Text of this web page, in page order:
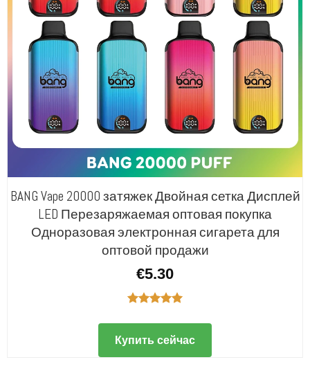
BANG Vape 20000 затяжек Двойная сетка Дисплей
LED Перезаряжаемая оптовая покупка
Одноразовая электронная сигарета для
оптовой продажи
€5.30
5.00из 5
Купить сейчас